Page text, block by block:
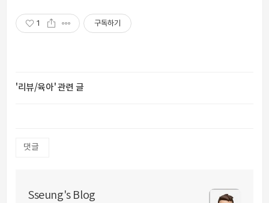
1 구독하기
'리뷰/육아' 관련 글
댓글
Sseung's Blog